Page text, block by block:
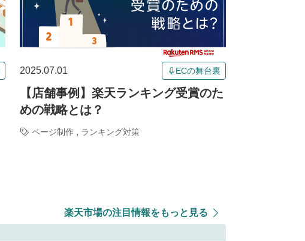
2025.07.01 ECの舞台裏
【店舗事例】楽天ランキング受賞のた
めの戦略とは？
ページ制作 , ランキング対策
楽天市場の注目情報をもっと見る